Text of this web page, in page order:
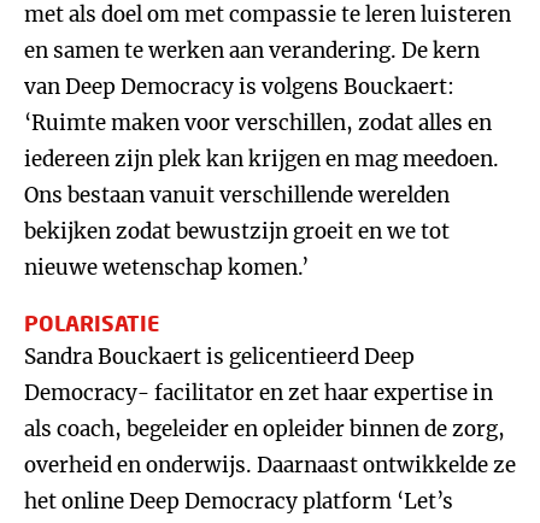
met als doel om met compassie te leren luisteren
en samen te werken aan verandering. De kern
van Deep Democracy is volgens Bouckaert:
‘Ruimte maken voor verschillen, zodat alles en
iedereen zijn plek kan krijgen en mag meedoen.
Ons bestaan vanuit verschillende werelden
bekijken zodat bewustzijn groeit en we tot
nieuwe wetenschap komen.’
POLARISATIE
Sandra Bouckaert is gelicentieerd Deep
Democracy- facilitator en zet haar expertise in
als coach, begeleider en opleider binnen de zorg,
overheid en onderwijs. Daarnaast ontwikkelde ze
het online Deep Democracy platform ‘Let’s